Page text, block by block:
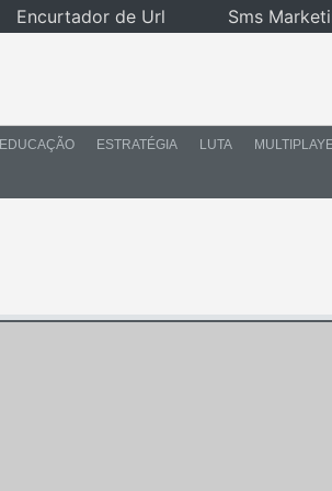
EDUCAÇÃO ESTRATÉGIA LUTA
Encurtador de Url Sms